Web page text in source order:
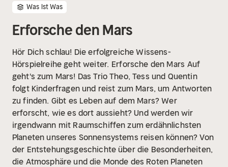
Was Ist Was
Erforsche den Mars
Hör Dich schlau! Die erfolgreiche Wissens-
Hörspielreihe geht weiter. Erforsche den Mars Auf
geht's zum Mars! Das Trio Theo, Tess und Quentin
folgt Kinderfragen und reist zum Mars, um Antworten
zu finden. Gibt es Leben auf dem Mars? Wer
erforscht, wie es dort aussieht? Und werden wir
irgendwann mit Raumschiffen zum erdähnlichsten
Planeten unseres Sonnensystems reisen können? Von
der Entstehungsgeschichte über die Besonderheiten,
die Atmosphäre und die Monde des Roten Planeten